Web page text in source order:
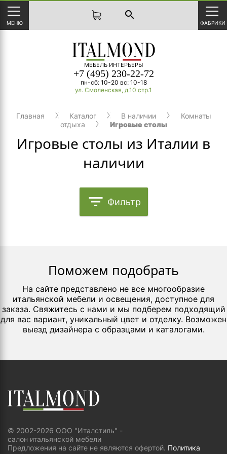
МЕНЮ
search
ФАБРИКИ
МЕБЕЛЬ ИНТЕРЬЕРЫ
+7 (495) 230-22-72
пн-сб: 10-20 вс: 10-18
ул. Смоленская, д.10 стр.1
Главная Каталог В наличии
Комнаты
отдыха
Игровые столы
Игровые столы из Италии в
наличии
filter_list Фильтр
Поможем подобрать
На сайте представлено не все многообразие
итальянской мебели и освещения, доступное для
заказа. Свяжитесь с нами и мы подберем подходящий
для вас вариант, уникальный цвет и отделку. Возможен
выезд дизайнера с образцами и каталогами.
© 2002-2026 ООО "Италстиль" -
салон итальянской мебели
Предложения на сайте не являются офертой. Политика